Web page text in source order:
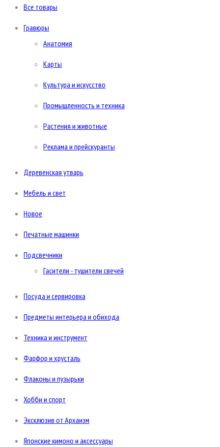
Все товары
Гравюры
Анатомия
Карты
Культура и искусство
Промышленность и техника
Растения и животные
Реклама и прейскуранты
Деревенская утварь
Мебель и свет
Новое
Печатные машинки
Подсвечники
Гасители - тушители свечей
Посуда и сервировка
Предметы интерьера и обихода
Техника и инструмент
Фарфор и хрусталь
Флаконы и пузырьки
Хобби и спорт
Эксклюзив от Архаизм
Японские кимоно и аксессуары